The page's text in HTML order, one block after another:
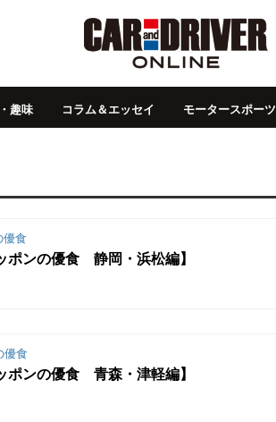
趣味 コラム＆エッセイ モータースポーツ
食
ポンの優食 静岡・浜松編】
優食
ポンの優食 青森・津軽編】